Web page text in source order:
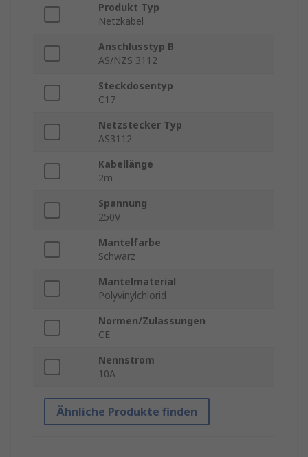
Produkt Typ
Netzkabel
Anschlusstyp B
AS/NZS 3112
Steckdosentyp
C17
Netzstecker Typ
AS3112
Kabellänge
2m
Spannung
250V
Mantelfarbe
Schwarz
Mantelmaterial
Polyvinylchlorid
Normen/Zulassungen
CE
Nennstrom
10A
Ähnliche Produkte finden